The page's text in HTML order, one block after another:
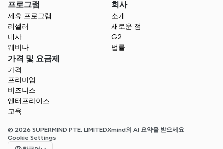
프로그램
제휴 프로그램
리셀러
대사
웨비나
회사
소개
새로운 점
G2
법률
가격 및 요금제
가격
프리미엄
비즈니스
엔터프라이즈
교육
© 2026 SUPERMIND PTE. LIMITEDXmind의 AI 요약을 받으세요
Cookie Settings
Select Language